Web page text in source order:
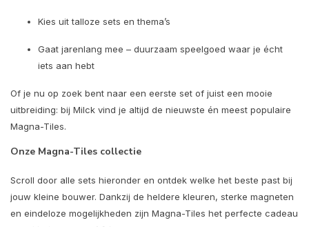
Kies uit talloze sets en thema’s
Gaat jarenlang mee – duurzaam speelgoed waar je écht
iets aan hebt
Of je nu op zoek bent naar een eerste set of juist een mooie
uitbreiding: bij Milck vind je altijd de nieuwste én meest populaire
Magna-Tiles.
Onze Magna-Tiles collectie
Scroll door alle sets hieronder en ontdek welke het beste past bij
jouw kleine bouwer. Dankzij de heldere kleuren, sterke magneten
en eindeloze mogelijkheden zijn Magna-Tiles het perfecte cadeau